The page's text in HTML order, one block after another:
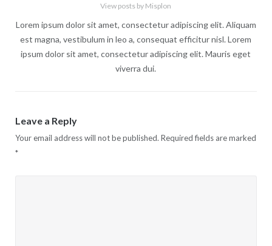
View posts by Misplon
Lorem ipsum dolor sit amet, consectetur adipiscing elit. Aliquam
est magna, vestibulum in leo a, consequat efficitur nisl. Lorem
ipsum dolor sit amet, consectetur adipiscing elit. Mauris eget
viverra dui.
Leave a Reply
Your email address will not be published. Required fields are marked
*